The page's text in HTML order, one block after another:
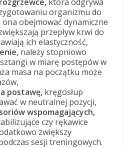
organizmu do
ona obejmować dynamiczne
przepływ krwi do
ich elastyczność,
należy stopniowo
w miarę postępów w
masa na początku może
postawę, kręgosłup
w neutralnej pozycji,
wspomagających,
czy rękawice
zwiększy
sesji treningowych.